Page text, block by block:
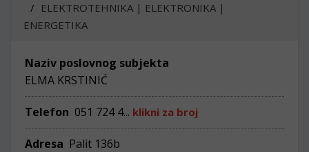
ELEKTROTEHNIKA | ELEKTRONIKA |
ENERGETIKA
Naziv poslovnog subjekta
ELMA KRSTINIĆ
Telefon 051 724 4... klikni za broj
Adresa Palit 136b